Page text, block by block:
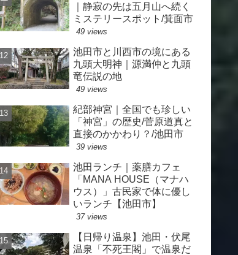
｜静寂の先は五月山へ続く
ミステリースポット/箕面市
49 views
池田市と川西市の境にある
九頭大明神｜源満仲と九頭
竜伝説の地
49 views
紀部神宮｜全国でも珍しい
「神宮」の歴史/菅原道真と
直接のかかわり？/池田市
39 views
池田ランチ｜薬膳カフェ
「MANA HOUSE（マナハ
ウス）」古民家で体に優し
いランチ【池田市】
37 views
【日帰り温泉】池田・伏尾
温泉「不死王閣」で温泉だ